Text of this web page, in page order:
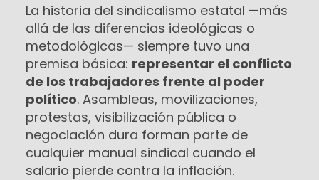
La historia del sindicalismo estatal —más
allá de las diferencias ideológicas o
metodológicas— siempre tuvo una
premisa básica: representar el conflicto
de los trabajadores frente al poder
político. Asambleas, movilizaciones,
protestas, visibilización pública o
negociación dura forman parte de
cualquier manual sindical cuando el
salario pierde contra la inflación.